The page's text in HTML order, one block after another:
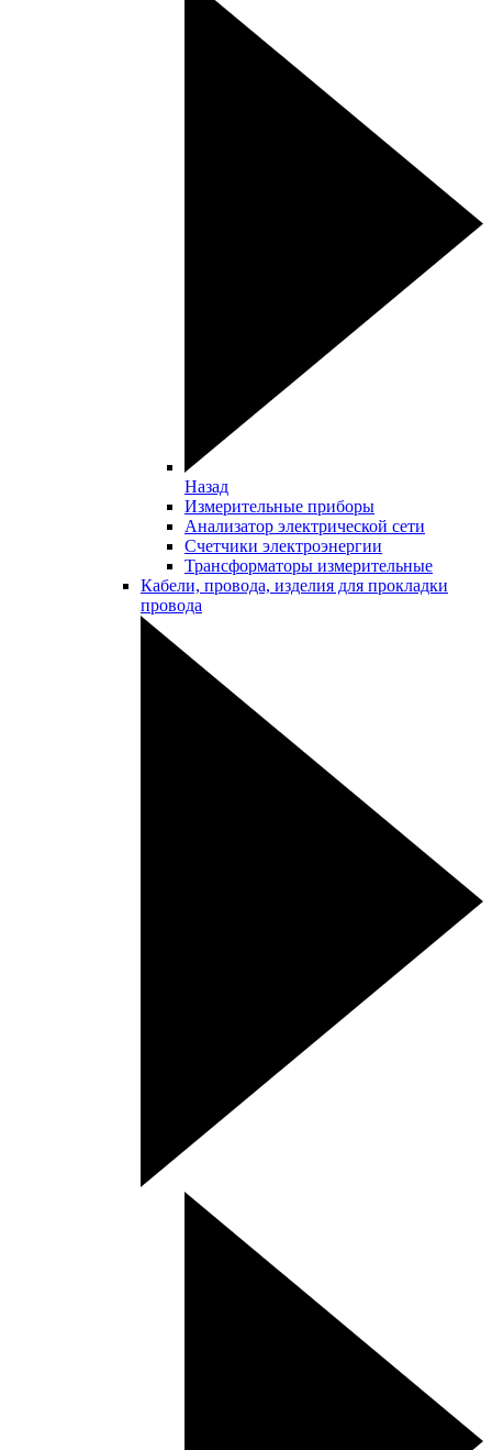
Назад
Измерительные приборы
Анализатор электрической сети
Счетчики электроэнергии
Трансформаторы измерительные
Кабели, провода, изделия для прокладки
провода